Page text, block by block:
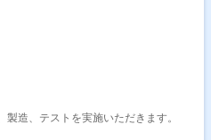
造、テストを実施いただきます。